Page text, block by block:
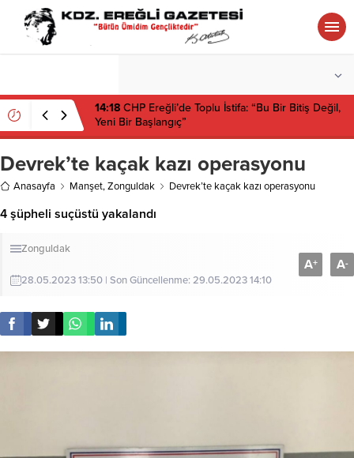
14:18 CHP Ereğli’de Toplu İstifa: “Bu Bir Bitiş Değil,
Yeni Bir Başlangıç”
Devrek’te kaçak kazı operasyonu
Anasayfa Manşet,Zonguldak Devrek’te kaçak kazı operasyonu
4 şüpheli suçüstü yakalandı
Zonguldak
28.05.2023 13:50 | Son Güncellenme: 29.05.2023 14:10
A+ A-